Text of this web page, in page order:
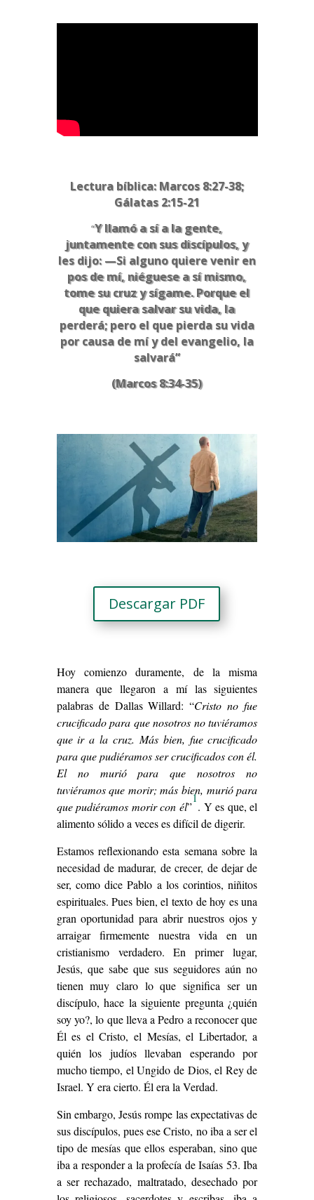
Lectura bíblica: Marcos 8:27-38;
Gálatas 2:15-21
“Y llamó a sí a la gente,
juntamente con sus discípulos, y
les dijo: —Si alguno quiere venir en
pos de mí, niéguese a sí mismo,
tome su cruz y sígame. Porque el
que quiera salvar su vida, la
perderá; pero el que pierda su vida
por causa de mí y del evangelio, la
salvará”
(Marcos 8:34-35)
Descargar PDF
Hoy comienzo duramente, de la misma
manera que llegaron a mí las siguientes
palabras de Dallas Willard: “Cristo no fue
crucificado para que nosotros no tuviéramos
que ir a la cruz. Más bien, fue crucificado
para que pudiéramos ser crucificados con él.
El no murió para que nosotros no
tuviéramos que morir; más bien, murió para
que pudiéramos morir con él”
1
. Y es que, el
alimento sólido a veces es difícil de digerir.
Estamos reflexionando esta semana sobre la
necesidad de madurar, de crecer, de dejar de
ser, como dice Pablo a los corintios, niñitos
espirituales. Pues bien, el texto de hoy es una
gran oportunidad para abrir nuestros ojos y
arraigar firmemente nuestra vida en un
cristianismo verdadero. En primer lugar,
Jesús, que sabe que sus seguidores aún no
tienen muy claro lo que significa ser un
discípulo, hace la siguiente pregunta ¿quién
soy yo?, lo que lleva a Pedro a reconocer que
Él es el Cristo, el Mesías, el Libertador, a
quién los judíos llevaban esperando por
mucho tiempo, el Ungido de Dios, el Rey de
Israel. Y era cierto. Él era la Verdad.
Sin embargo, Jesús rompe las expectativas de
sus discípulos, pues ese Cristo, no iba a ser el
tipo de mesías que ellos esperaban, sino que
iba a responder a la profecía de Isaías 53. Iba
a ser rechazado, maltratado, desechado por